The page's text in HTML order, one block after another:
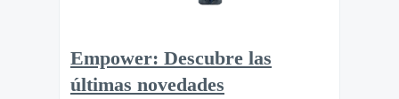
Empower: Descubre las
últimas novedades